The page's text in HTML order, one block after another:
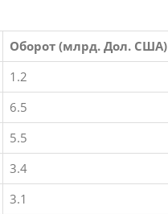
Оборот (млрд. Дол. США)
1.2
6.5
5.5
3.4
3.1